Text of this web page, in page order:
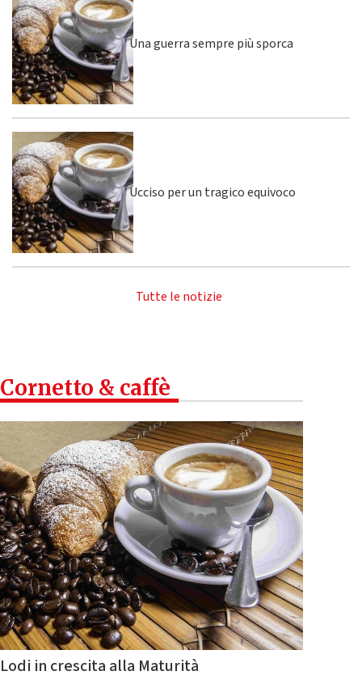
Una guerra sempre più sporca
Ucciso per un tragico equivoco
Tutte le notizie
Cornetto & caffè
Lodi in crescita alla Maturità